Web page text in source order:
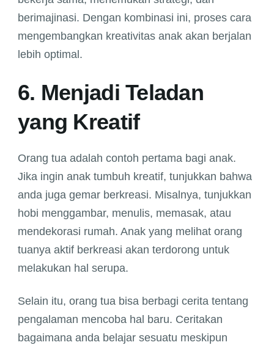
berimajinasi. Dengan kombinasi ini, proses cara
mengembangkan kreativitas anak akan berjalan
lebih optimal.
6. Menjadi Teladan
yang Kreatif
Orang tua adalah contoh pertama bagi anak.
Jika ingin anak tumbuh kreatif, tunjukkan bahwa
anda juga gemar berkreasi. Misalnya, tunjukkan
hobi menggambar, menulis, memasak, atau
mendekorasi rumah. Anak yang melihat orang
tuanya aktif berkreasi akan terdorong untuk
melakukan hal serupa.
Selain itu, orang tua bisa berbagi cerita tentang
pengalaman mencoba hal baru. Ceritakan
bagaimana anda belajar sesuatu meskipun